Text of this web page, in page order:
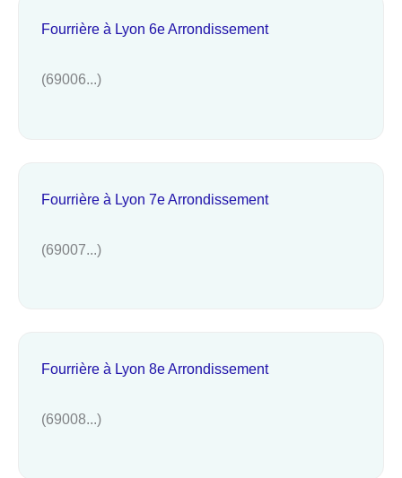
Fourrière à Lyon 6e Arrondissement
(69006...)
Fourrière à Lyon 7e Arrondissement
(69007...)
Fourrière à Lyon 8e Arrondissement
(69008...)